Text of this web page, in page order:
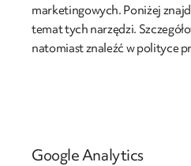
marketingowych. Poniżej
temat tych narzędzi.
natomiast znaleźć w polityce
Google Analytics